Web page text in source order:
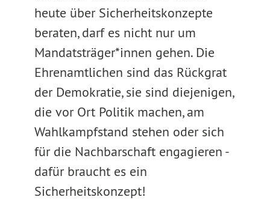
heute über Sicherheitskonzepte
beraten, darf es nicht nur um
Mandatsträger*innen gehen. Die
Ehrenamtlichen sind das Rückgrat
der Demokratie, sie sind diejenigen,
die vor Ort Politik machen, am
Wahlkampfstand stehen oder sich
für die Nachbarschaft engagieren -
dafür braucht es ein
Sicherheitskonzept!